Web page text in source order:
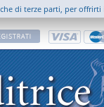
di terze parti, per